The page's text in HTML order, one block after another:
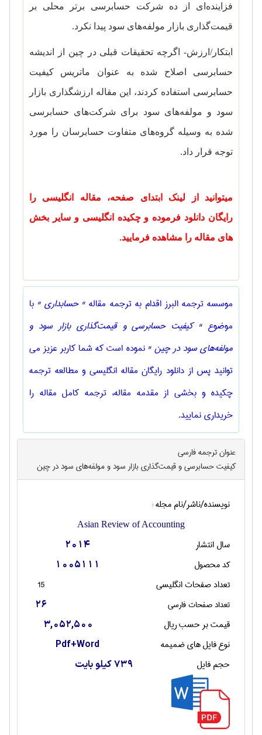
فزاینده‌ای از ده شرکت حسابرسی برتر محلی بر
قیمت‌گذاری بازار مولفه‌های سود پیدا نکرد.
ابتکار/ارزش- اگرچه تحقیقات قبلی در چین از اندیشه
حسابرسی اصلاح شده به عنوان ماتریس کیفیت
حسابرسی استفاده کردند، این مقاله ارزشگذاری بازار
سود و مولفه‌های سود برای شرکت‌های حسابرسی
شده به وسیله گروه‌های متفاوت حسابرسان را مورد
توجه قرار داد.
میتوانید از لینک ابتدای صفحه، مقاله انگلیسی را
رایگان دانلود فرموده و چکیده انگلیسی و سایر بخش
های مقاله را مشاهده فرمایید.
موسسه ترجمه البرز اقدام به ترجمه مقاله " حسابداری " با
موضوع " کیفیت حسابرسی و قیمت‌گذاری بازار سود و
مولفه‌‍‌های سود در چین " نموده است که شما کاربر عزیز می
توانید پس از دانلود رایگان مقاله انگلیسی و مطالعه ترجمه
چکیده و بخشی از مقدمه مقاله، ترجمه کامل مقاله را
خریداری نمایید.
عنوان ترجمه فارسی
کیفیت حسابرسی و قیمت‌گذاری بازار سود و مولفه‌‍‌های سود در چین
نویسنده/ناشر/نام مجله :
Asian Review of Accounting
سال انتشار 2014
کد محصول 1005111
تعداد صفحات انگليسی
15
تعداد صفحات فارسی
26
قیمت بر حسب ریال 3,052,500
نوع فایل های ضمیمه Pdf+Word
حجم فایل 739 کیلو بایت